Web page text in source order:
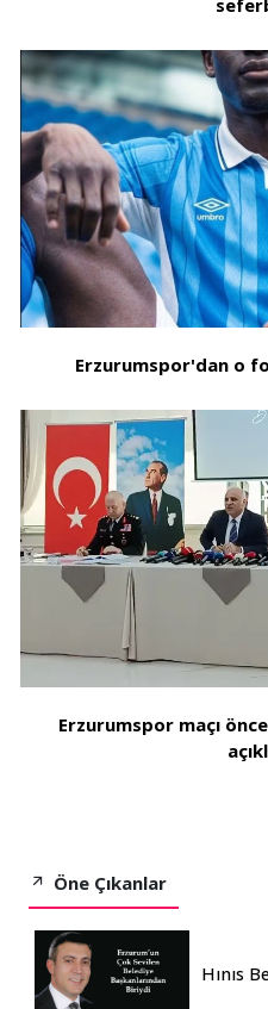
Erzurumspor'dan o
Erzurumspor maçı
Öne Çıkanlar
Hınıs